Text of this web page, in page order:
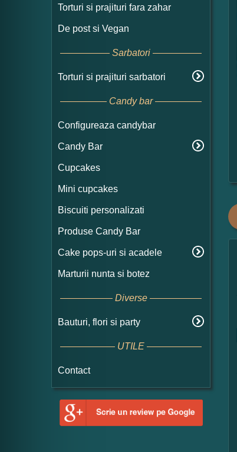
Torturi si prajituri fara zahar
De post si Vegan
Sarbatori
Torturi si prajituri sarbatori
Candy bar
Configureaza candybar
Candy Bar
Cupcakes
Mini cupcakes
Biscuiti personalizati
Produse Candy Bar
Cake pops-uri si acadele
Marturii nunta si botez
Diverse
Bauturi, flori si party
UTILE
Contact